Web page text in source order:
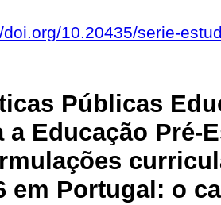
doi.org/10.20435/serie-
Públicas
a Educação Pré-
em Portugal: o